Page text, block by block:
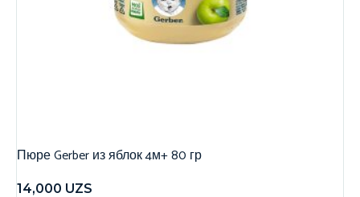
Пюре Gerber из яблок 4м+ 80 гр
14,000 UZS